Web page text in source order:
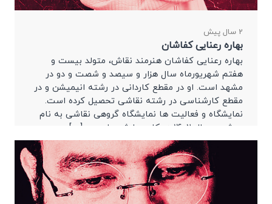
2 سال پیش
بهاره رعنایی کفاشان
بهاره رعنایی کفاشان هنرمند نقاش، متولد بیست و
هفتم شهریورماه سال هزار و سیصد و شصت و دو در
مشهد است. او در مقطع کاردانی در رشته انیمیشن و در
مقطع کارشناسی در رشته نقاشی تحصیل کرده است.
نمایشگاه و فعالیت ها نمایشگاه گروهی نقاشی به نام
پروژه در سال ۱۴۰۲ همکاری با شهرداری در […]